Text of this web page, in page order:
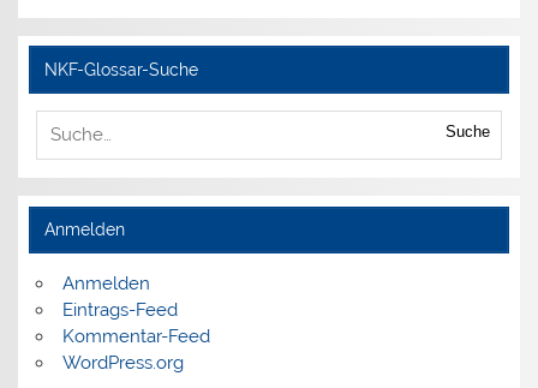
NKF-Glossar-Suche
Suche
Anmelden
Anmelden
Eintrags-Feed
Kommentar-Feed
WordPress.org